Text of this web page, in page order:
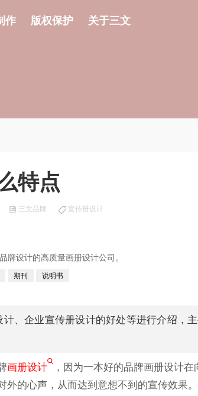
作 版权保护 关于三文
特点
三文品牌 宣传册设计
牌设计的高质量画册设计公司。
期刊 说明书
、企业宣传册设计的好处等进行介绍，
画册设计 ，因为一本好的品牌画册设计在
外的心声，从而达到意想不到的宣传效果